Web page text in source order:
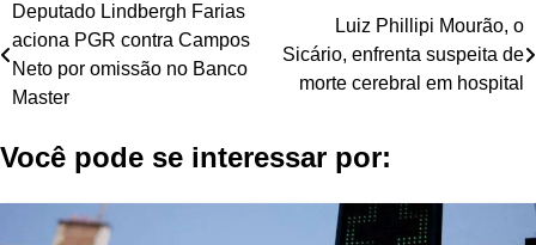
Navegação
de
Post
Deputado Lindbergh Farias
aciona PGR contra Campos
Neto por omissão no Banco
Master
Luiz Phillipi Mourão, o
Sicário, enfrenta suspeita de
morte cerebral em hospital
Você pode se interessar por: